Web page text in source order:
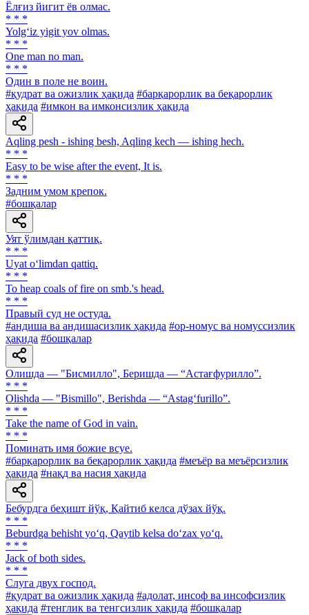
Ёлғиз йигит ёв олмас.
* * *
Yolg‘iz yigit yov olmas.
* * *
One man no man.
* * *
Один в поле не воин.
#қудрат ва ожизлик ҳақида #барқарорлик ва беқарорлик
ҳақида #имкон ва имконсизлик ҳақида
Aqling pesh - ishing besh, Aqling kech — ishing hech.
* * *
Easy to be wise after the event, It is.
* * *
Задним умом крепок.
#бошқалар
Уят ўлимдан қаттиқ.
* * *
Uyat o‘limdan qattiq.
* * *
To heap coals of fire on smb.'s head.
* * *
Правый суд не остуда.
#андиша ва андишасизлик ҳақида #ор-номус ва номуссизлик
ҳақида #бошқалар
Олишда — "Бисмилло", Беришда — “Астағфурилло”.
* * *
Olishda — "Bismillo", Berishda — “Astag‘furillo”.
* * *
Take the name of God in vain.
* * *
Поминать имя божие всуе.
#барқарорлик ва беқарорлик ҳақида #меъёр ва меъёрсизлик
ҳақида #нақд ва насия ҳақида
Бебурдга беҳишт йўқ, Қайтиб келса дўзах йўқ.
* * *
Beburdga behisht yo‘q, Qaytib kelsa do‘zax yo‘q.
* * *
Jack of both sides.
* * *
Слуга двух господ.
#қудрат ва ожизлик ҳақида #адолат, инсоф ва инсофсизлик
ҳақида #тенглик ва тенгсизлик ҳақида #бошқалар